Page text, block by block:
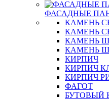
ФАСАДНЫЕ
КАМЕНЬ
КАМЕНЬ
КАМЕНЬ
КАМЕНЬ
КИРПИЧ
КИРПИЧ
КИРПИЧ
ФАГОТ
БУТОВЫЙ